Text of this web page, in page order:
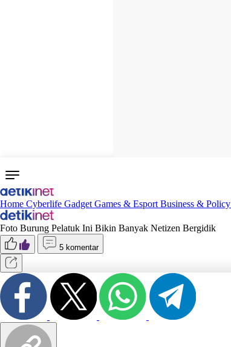
Home Cyberlife Gadget Games & Esport Business & Policy
Foto Burung Pelatuk Ini Bikin Banyak Netizen Bergidik
5 komentar